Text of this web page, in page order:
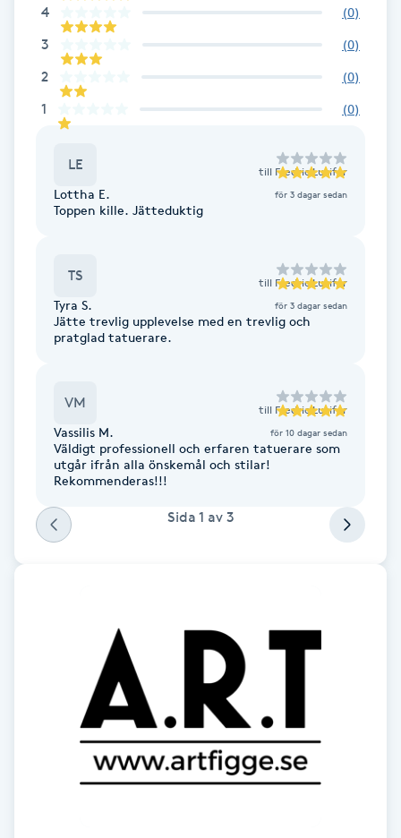
Bottenfärg
Brynformning
Brynfärgning
Brynplockning
Bröllopsuppsättning
Coachning
Cryoterapi
Damklippning
Dermapen
Enzympeeling
Extensions
Extensions borttagning
4 (0)
3 (0)
2 (0)
1 (0)
LE till Fredric Lucifer
Lottha E. för 3 dagar sedan
Toppen kille. Jätteduktig
TS till Fredric Lucifer
Tyra S. för 3 dagar sedan
Jätte trevlig upplevelse med en trevlig och
pratglad tatuerare.
VM till Fredric Lucifer
Vassilis M. för 10 dagar sedan
Väldigt professionell och erfaren tatuerare som
utgår ifrån alla önskemål och stilar!
Rekommenderas!!!
Sida 1 av 3